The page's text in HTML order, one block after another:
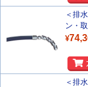
＜排
ン・
¥
＜排